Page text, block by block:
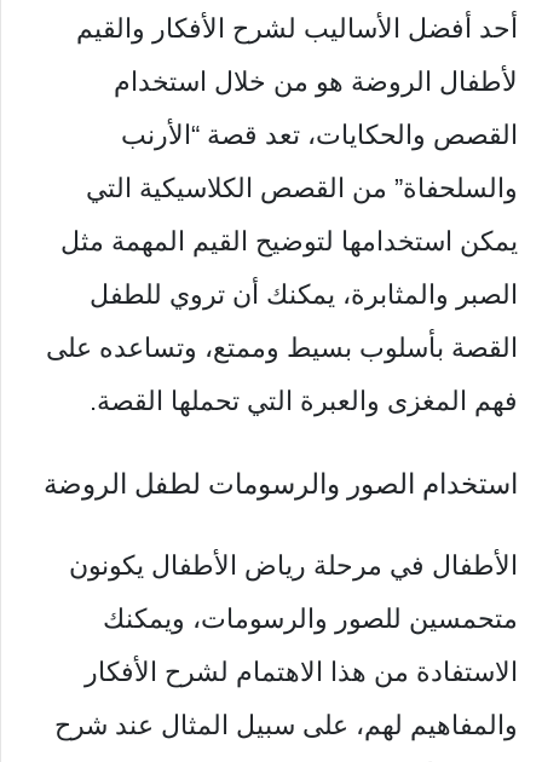
أحد أفضل الأساليب لشرح الأفكار والقيم
لأطفال الروضة هو من خلال استخدام
القصص والحكايات، تعد قصة “الأرنب
والسلحفاة” من القصص الكلاسيكية التي
يمكن استخدامها لتوضيح القيم المهمة مثل
الصبر والمثابرة، يمكنك أن تروي للطفل
القصة بأسلوب بسيط وممتع، وتساعده على
فهم المغزى والعبرة التي تحملها القصة.
استخدام الصور والرسومات لطفل الروضة
الأطفال في مرحلة رياض الأطفال يكونون
متحمسين للصور والرسومات، ويمكنك
الاستفادة من هذا الاهتمام لشرح الأفكار
والمفاهيم لهم، على سبيل المثال عند شرح